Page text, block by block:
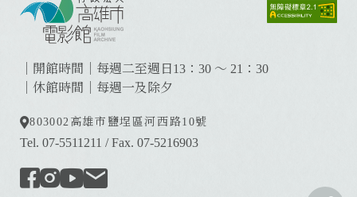
｜開館時間｜每週二至週日13：30 ～ 21：30
｜休館時間｜每週一及除夕
803002 高雄市鹽埕區河西路10號
Tel. 07-5511211 /Fax. 07-5216903